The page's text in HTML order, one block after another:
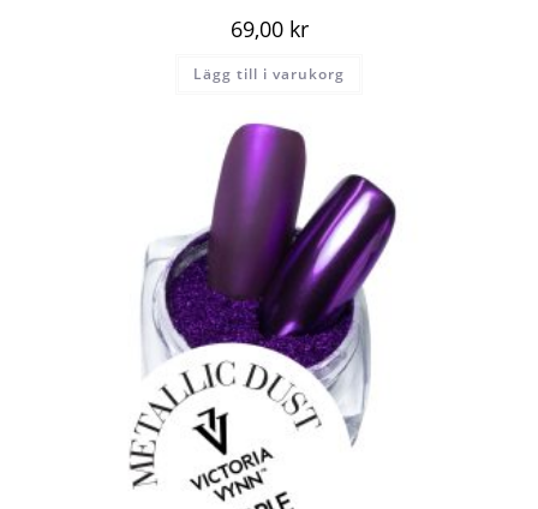
69,00 kr
Lägg till i varukorg